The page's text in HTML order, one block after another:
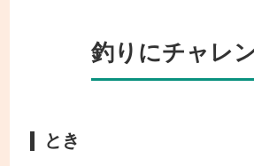
釣りにチャレ
とき